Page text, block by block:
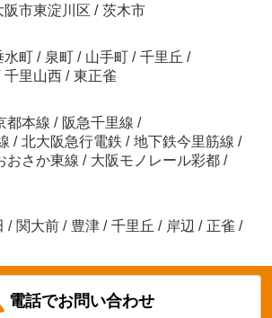
阪市東淀川区 / 茨木市
水町 / 泉町 / 山手町 / 千里丘 /
千里山西 / 東正雀
都本線 / 阪急千里線 /
/ 北大阪急行電鉄 / 地下鉄今里筋線 /
おさか東線 / 大阪モノレール彩都 /
/ 関大前 / 豊津 / 千里丘 / 岸辺 / 正雀 /
電話でお問い合わせ